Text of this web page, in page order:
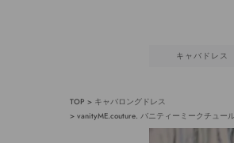
キャバドレス
TOP
キャバロングドレス
vanityME.couture. バニティーミークチュ